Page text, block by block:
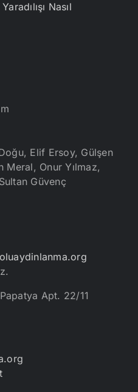
Nasıl
Elif Ersoy, Gülşen
Meral, Onur Yılmaz,
Güvenç
Apt. 22/11